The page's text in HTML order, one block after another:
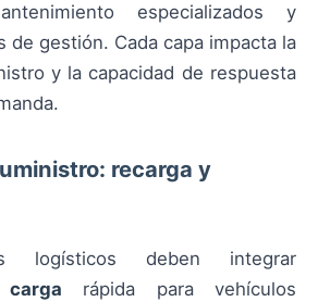
especializados y
de gestión. Cada capa impacta la
y la capacidad de respuesta
recarga y
logísticos deben integrar
carga rápida para vehículos